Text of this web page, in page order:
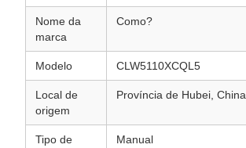
Nome da
marca
Como?
Modelo CLW5110XCQL5
Local de
origem
Província de Hubei, China
Tipo de
Manual